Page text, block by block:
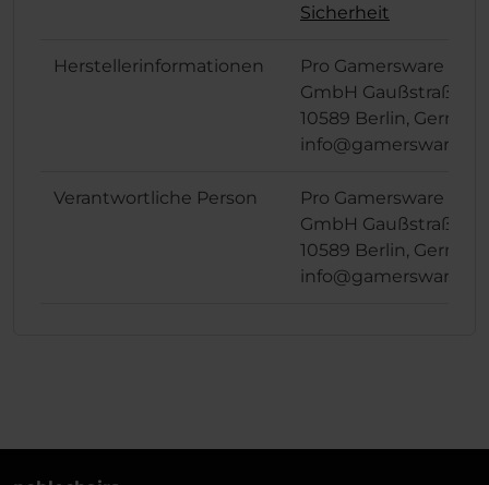
Sicherheit
Herstellerinformationen
Pro Gamersware
GmbH Gaußstraße 1,
10589 Berlin,
Verantwortliche Person
Pro Gamersware
GmbH Gaußstraße 1,
10589 Berlin,